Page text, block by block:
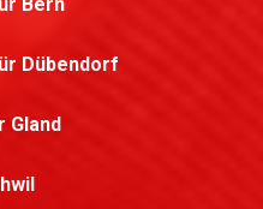
Dübendorf